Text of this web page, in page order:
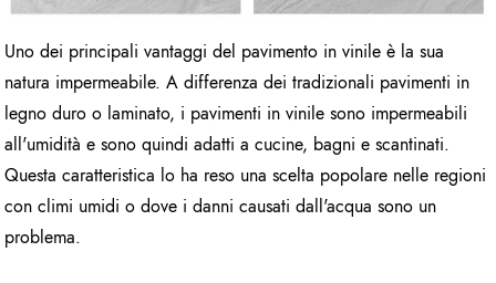
Uno dei principali vantaggi del pavimento in vinile è la sua
natura impermeabile. A differenza dei tradizionali pavimenti in
legno duro o laminato, i pavimenti in vinile sono impermeabili
all'umidità e sono quindi adatti a cucine, bagni e scantinati.
Questa caratteristica lo ha reso una scelta popolare nelle regioni
con climi umidi o dove i danni causati dall'acqua sono un
problema.